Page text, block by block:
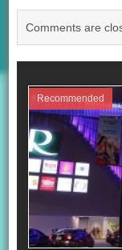
Comments are
Recommended